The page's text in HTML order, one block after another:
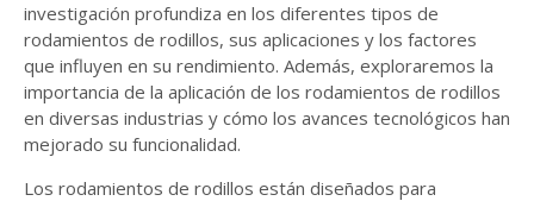
investigación profundiza en los diferentes tipos de
rodamientos de rodillos, sus aplicaciones y los factores
que influyen en su rendimiento. Además, exploraremos la
importancia de la aplicación de los rodamientos de rodillos
en diversas industrias y cómo los avances tecnológicos han
mejorado su funcionalidad.
Los rodamientos de rodillos están diseñados para